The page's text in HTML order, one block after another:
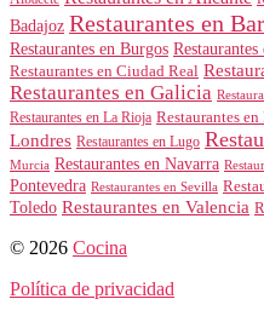
Badajoz Restaurantes en
Restaurantes en Burgos
Restaurantes en Ciudad Real
Restaurantes en Galicia
Restaurantes en La Rioja Restaurantes en
Londres Restaurantes en Lugo
Murcia Restaurantes en Navarra
Pontevedra Restaurantes en Sevilla
Toledo Restaurantes en Valencia
© 2026 Cocina
Política de privacidad